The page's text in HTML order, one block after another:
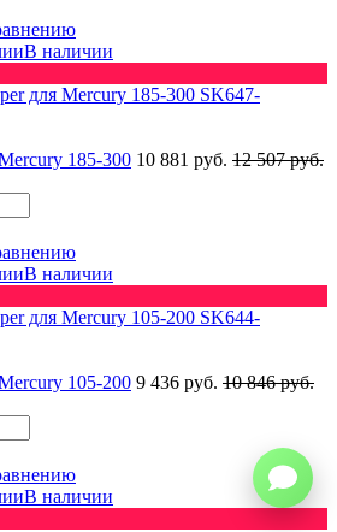
В наличии
185-300 10 881 руб. 12 507 руб.
В наличии
105-200 9 436 руб. 10 846 руб.
В наличии